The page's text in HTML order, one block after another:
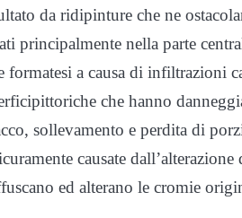
da ridipinture che ne
principalmente nella parte
formatesi a causa di infiltrazioni
che hanno
sollevamento e perdita di
causate dall’alterazione
ed alterano le cromie